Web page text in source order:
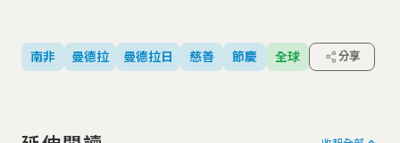
南非 曼德拉 曼德拉日 慈善 節慶 全球 分享